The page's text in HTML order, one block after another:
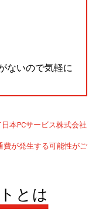
ないので気軽に
本PCサービス株式会社
費が発生する可能性がご
とは